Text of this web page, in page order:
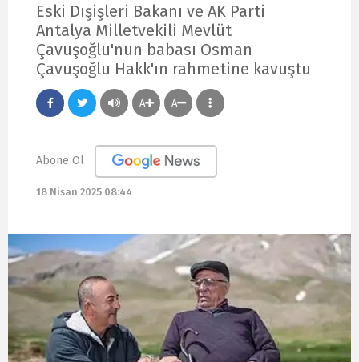
Eski Dışişleri Bakanı ve AK Parti
Antalya Milletvekili Mevlüt
Çavuşoğlu'nun babası Osman
Çavuşoğlu Hakk'ın rahmetine kavuştu
A A
Abone Ol
18 Nisan 2025 08:44